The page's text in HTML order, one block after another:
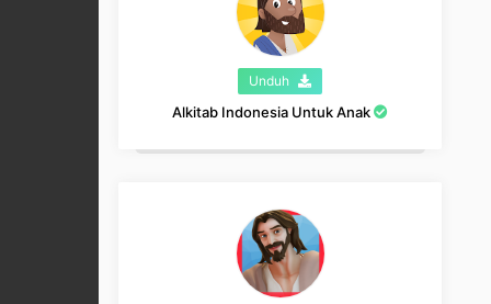
Unduh
Alkitab Indonesia Untuk Anak